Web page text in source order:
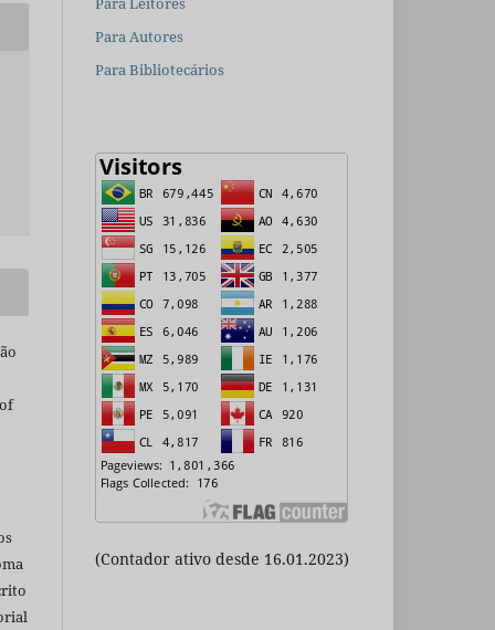
Para Autores
Para Bibliotecários
(Contador ativo desde 16.01.2023)